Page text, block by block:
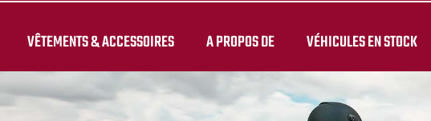
VÊTEMENTS & ACCESSOIRES A PROPOS DE VÉHICULES EN STOCK